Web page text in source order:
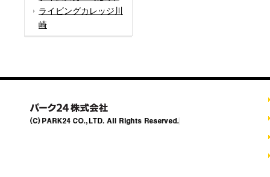
ライビングカレッジ川
崎